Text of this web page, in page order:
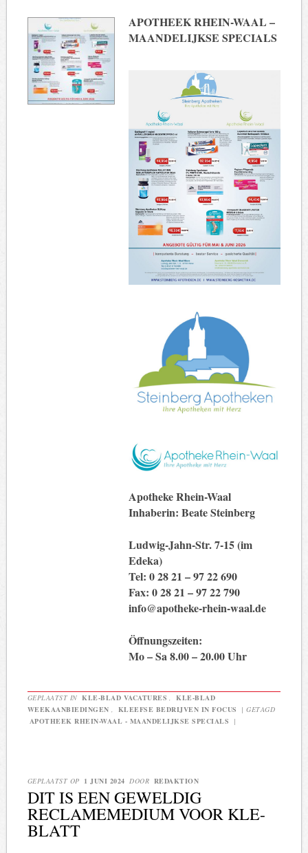
APOTHEEK RHEIN-WAAL –
MAANDELIJKSE SPECIALS
Apotheke Rhein-Waal
Inhaberin: Beate Steinberg
Ludwig-Jahn-Str. 7-15 (im
Edeka)
Tel: 0 28 21 – 97 22 690
Fax: 0 28 21 – 97 22 790
info@apotheke-rhein-waal.de
Öffnungszeiten:
Mo – Sa 8.00 – 20.00 Uhr
GEPLAATST IN KLE-BLAD VACATURES
KLE-BLAD
WEEKAANBIEDINGEN
KLEEFSE BEDRIJVEN IN FOCUS |GETAGD
APOTHEEK RHEIN-WAAL - MAANDELIJKSE SPECIALS
|
GEPLAATST OP 1 JUNI 2024 DOOR REDAKTION
DIT IS EEN GEWELDIG
RECLAMEMEDIUM VOOR KLE-
BLATT